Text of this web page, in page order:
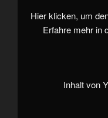
with
special
Hier klicken, um
Erfahre mehr in
Inhalt von